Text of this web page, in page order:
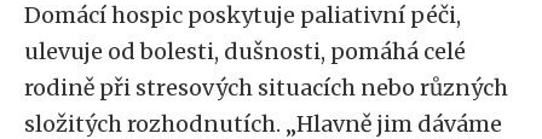
Domácí hospic poskytuje paliativní péči,
ulevuje od bolesti, dušnosti, pomáhá celé
rodině při stresových situacích nebo různých
složitých rozhodnutích. „Hlavně jim dáváme